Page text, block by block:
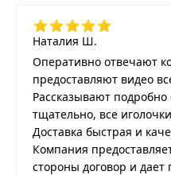
Наталия Ш.
Оперативно отвечают
предоставляют видео
Рассказывают
тщательно, все
Доставка быстрая и
Компания
стороны договор и